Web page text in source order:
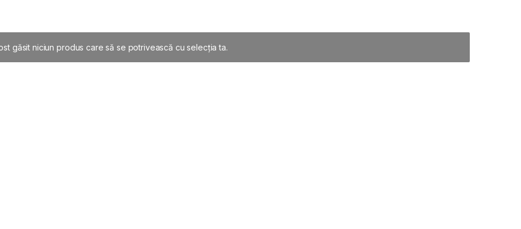
găsit niciun produs care să se potrivească cu selecția ta.